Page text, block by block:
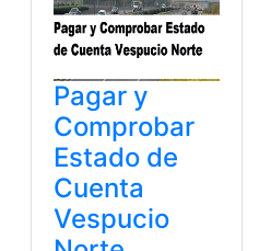
Pagar y
Comprobar
Estado de
Cuenta
Vespucio